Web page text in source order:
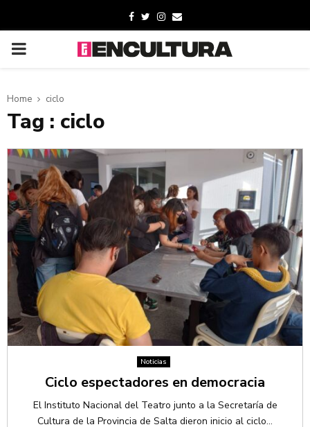
Home ciclo
Tag : ciclo
Noticias
Ciclo espectadores en democracia
El Instituto Nacional del Teatro junto a la Secretaría de
Cultura de la Provincia de Salta dieron inicio al ciclo...